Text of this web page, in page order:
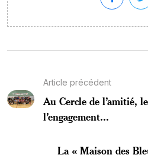
Article précédent
Au Cercle de l’amitié,
l’engagement...
La « Maison des